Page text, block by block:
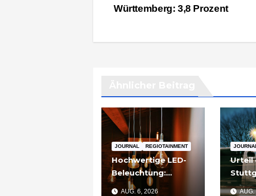
Württemberg: 3,8 Prozent
JOURNAL REGIOTAINMENT
Hochwertige LED-
Beleuchtung:
Warum sich
AUG. 6, 2026
Urteil
Fall
AUG.